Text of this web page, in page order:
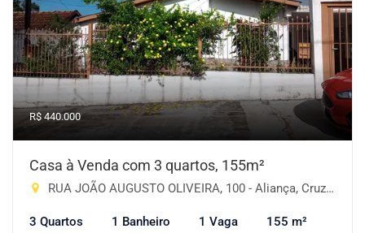
R$ 440.000
Casa à Venda com 3 quartos, 155m²
RUA JOÃO AUGUSTO OLIVEIRA, 100 - Aliança, Cruz Alta-RS
3 Quartos 1 Banheiro 1 Vaga 155 m²